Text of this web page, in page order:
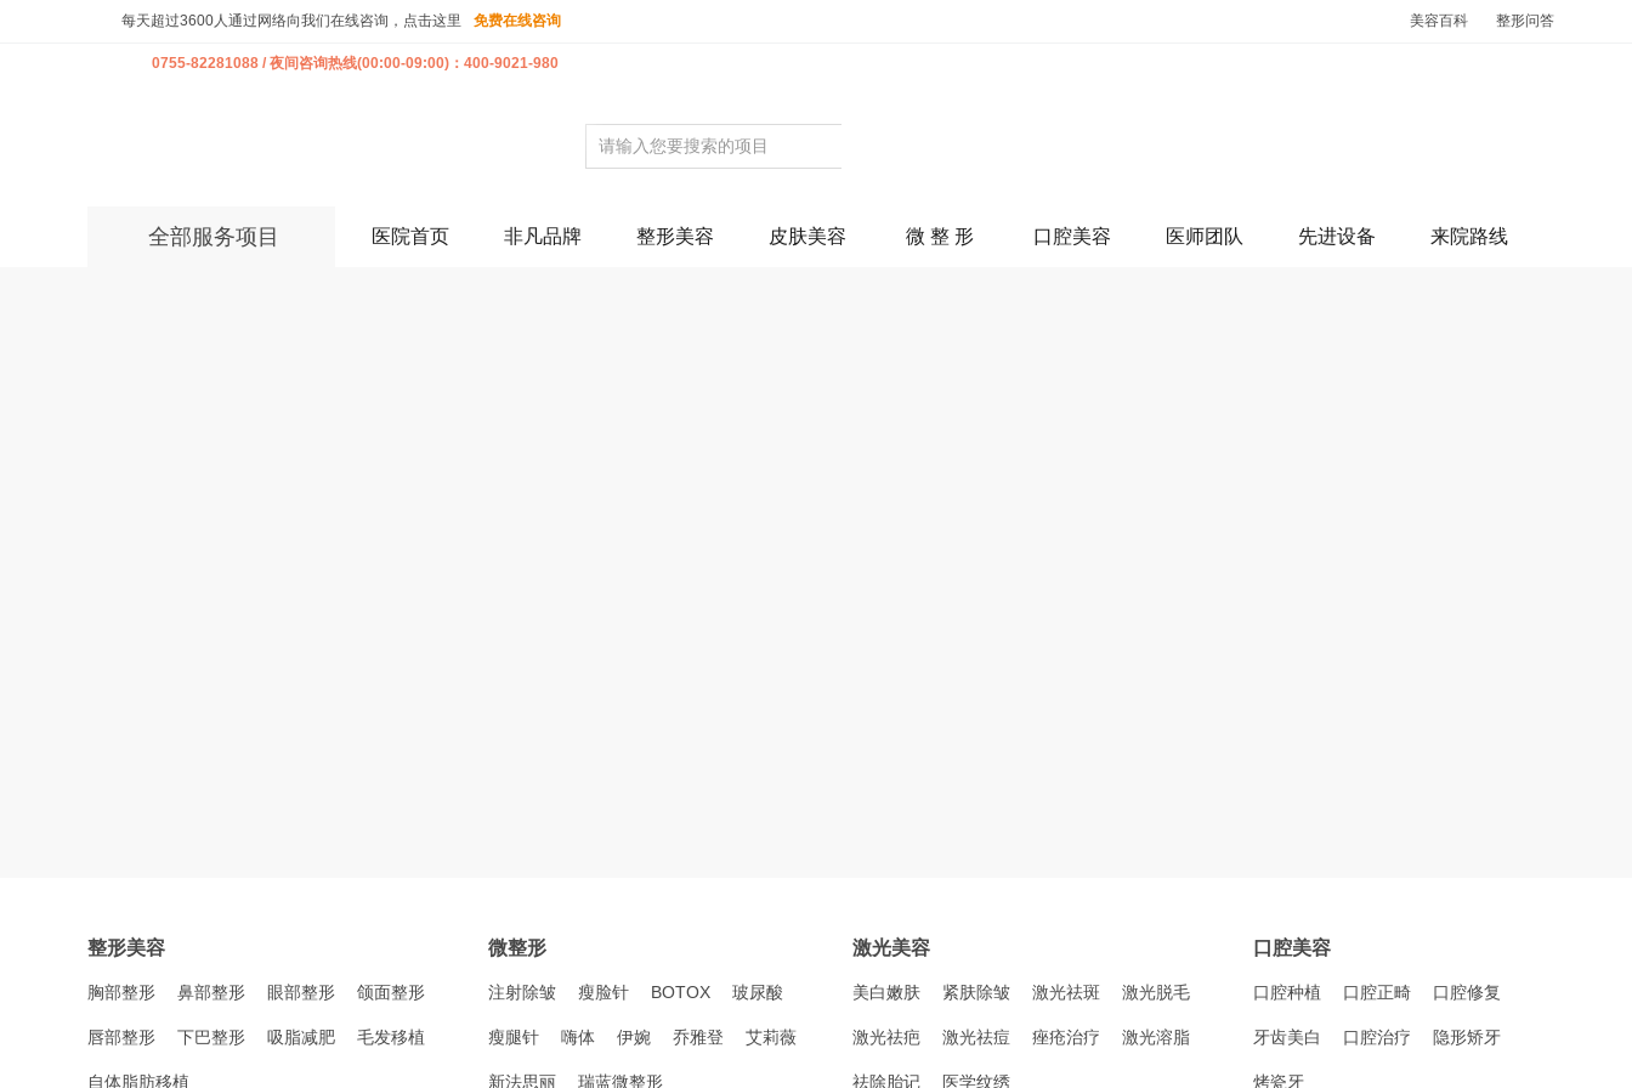
每天超过3600人通过网络向我们在线咨询，点击这里 免费在线咨询
0755-82281088 / 夜间咨询热线(00:00-09:00)：400-9021-980
美容百科 整形问答
全部服务项目 医院首页 非凡品牌 整形美容 皮肤美容 微 整 形 口腔美容 医师团队 先进设备 来院路线
整形美容
胸部整形 鼻部整形 眼部整形 颌面整形
唇部整形 下巴整形 吸脂减肥 毛发移植
自体脂肪移植
微整形
注射除皱 瘦脸针 BOTOX 玻尿酸
瘦腿针 嗨体 伊婉 乔雅登 艾莉薇
新法思丽 瑞蓝微整形
激光美容
美白嫩肤 紧肤除皱 激光祛斑 激光脱毛
激光祛疤 激光祛痘 痤疮治疗 激光溶脂
祛除胎记 医学纹绣
口腔美容
口腔种植 口腔正畸 口腔修复
牙齿美白 口腔治疗 隐形矫牙
烤瓷牙